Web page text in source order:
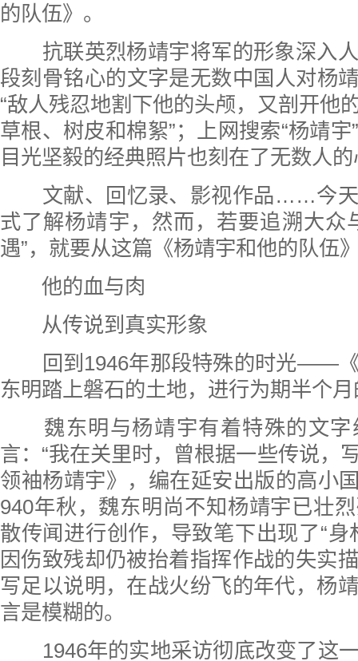
的队伍》。
抗联英烈杨靖宇将军的形象深入人
段刻骨铭心的文字是无数中国人对
“敌人残忍地割下他的头颅，又剖开
草根、树皮和棉絮”；上网搜索“杨靖
目光坚毅的经典照片也刻在了无数人
文献、回忆录、影视作品……今天
式了解杨靖宇，然而，若要追溯大众
遇”，就要从这篇《杨靖宇和他的队伍
他的血与肉
从传说到真实形象
回到1946年那段特殊的时光——《
东明踏上磐石的土地，进行为期半个
魏东明与杨靖宇有着特殊的文字
言：“我在关里时，曾根据一些传说，
领袖杨靖宇》，编在延安出版的高小
940年秋，魏东明尚不知杨靖宇已壮
散传闻进行创作，导致笔下出现了“身
因伤致残却仍被抬着指挥作战的失实
写足以说明，在战火纷飞的年代，杨
言是模糊的。
1946年的实地采访彻底改变了这